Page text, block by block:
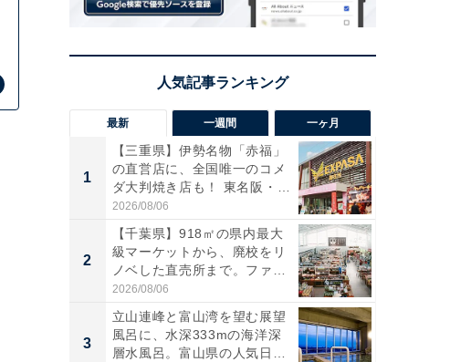
最新 一週間 一ヶ月
1
【三重県】伊勢名物「赤福」
の直営店に、全国唯一のコメ
ダ大判焼き店も！ 東名阪・
伊...
2026/08/06
2
【千葉県】918㎡の県内最大
級マーケットから、廃校をリ
ノベした直売所まで。ファ
ー...
2026/08/06
3
立山連峰と富山湾を望む展望
風呂に、水深333mの海洋深
層水風呂。富山県の人気日